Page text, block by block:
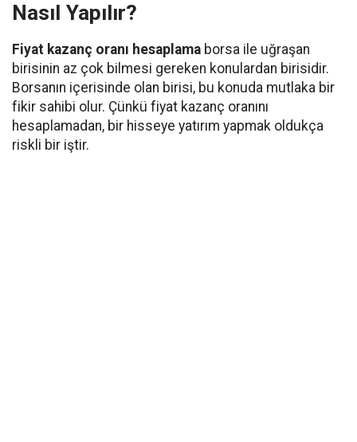
Nasıl Yapılır?
Fiyat kazanç oranı hesaplama borsa ile uğraşan
birisinin az çok bilmesi gereken konulardan birisidir.
Borsanın içerisinde olan birisi, bu konuda mutlaka bir
fikir sahibi olur. Çünkü fiyat kazanç oranını
hesaplamadan, bir hisseye yatırım yapmak oldukça
riskli bir iştir.